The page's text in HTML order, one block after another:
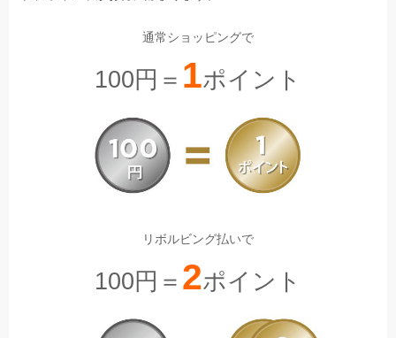
通常ショッピングで
100円＝ 1ポイント
リボルビング払いで
100円＝ 2ポイント